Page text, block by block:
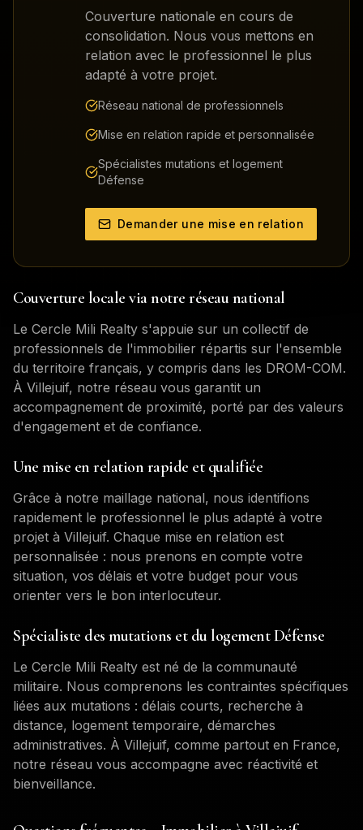
Couverture nationale en cours de
consolidation. Nous vous mettons en
relation avec le professionnel le plus
adapté à votre projet.
Réseau national de professionnels
Mise en relation rapide et personnalisée
Spécialistes mutations et logement
Défense
Demander une mise en relation
Couverture locale via notre réseau national
Le Cercle Mili Realty s'appuie sur un collectif de
professionnels de l'immobilier répartis sur l'ensemble
du territoire français, y compris dans les DROM-COM.
À Villejuif, notre réseau vous garantit un
accompagnement de proximité, porté par des valeurs
d'engagement et de confiance.
Une mise en relation rapide et qualifiée
Grâce à notre maillage national, nous identifions
rapidement le professionnel le plus adapté à votre
projet à Villejuif. Chaque mise en relation est
personnalisée : nous prenons en compte votre
situation, vos délais et votre budget pour vous
orienter vers le bon interlocuteur.
Spécialiste des mutations et du logement Défense
Le Cercle Mili Realty est né de la communauté
militaire. Nous comprenons les contraintes spécifiques
liées aux mutations : délais courts, recherche à
distance, logement temporaire, démarches
administratives. À Villejuif, comme partout en France,
notre réseau vous accompagne avec réactivité et
bienveillance.